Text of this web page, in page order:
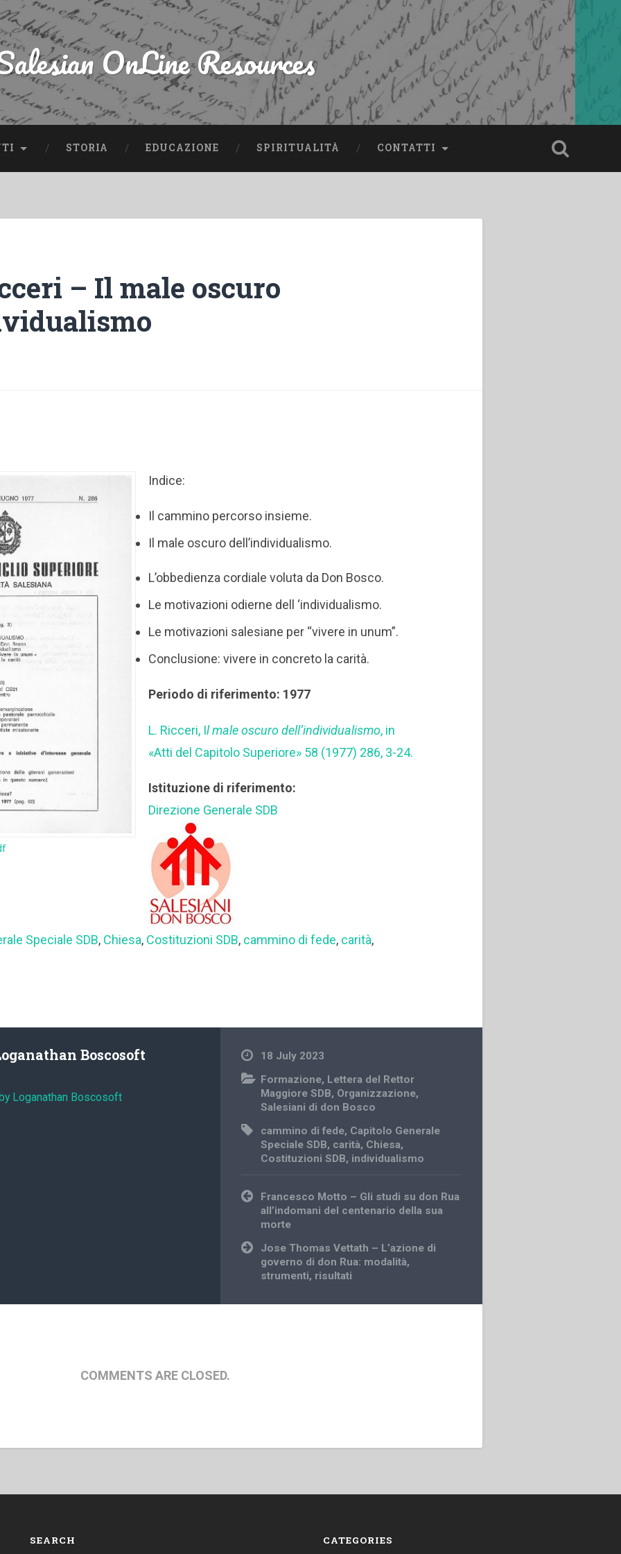
OnLine Resources
STORIA EDUCAZIONE SPIRITUALITÀ CONTATTI
– Il male oscuro
Indice:
Il cammino percorso insieme.
Il male oscuro dell’individualismo.
L’obbedienza cordiale voluta da Don Bosco.
Le motivazioni odierne dell ‘individualismo.
Le motivazioni salesiane per “vivere in unum”.
Conclusione: vivere in concreto la carità.
Periodo di riferimento: 1977
L. Ricceri, Il male oscuro dell’individualismo, in
«Atti del Capitolo Superiore» 58 (1977) 286, 3-24.
Istituzione di riferimento:
Direzione Generale SDB
Speciale SDB, Chiesa, Costituzioni SDB, cammino di fede, carità,
Boscosoft
Loganathan Boscosoft
18 July 2023
Formazione, Lettera del Rettor
Maggiore SDB, Organizzazione,
Salesiani di don Bosco
cammino di fede, Capitolo Generale
Speciale SDB, carità, Chiesa,
Costituzioni SDB, individualismo
Post
navigation
Francesco Motto – Gli studi su don Rua
all’indomani del centenario della sua
morte
Jose Thomas Vettath – L’azione di
governo di don Rua: modalità,
strumenti, risultati
COMMENTS ARE CLOSED.
SEARCH CATEGORIES